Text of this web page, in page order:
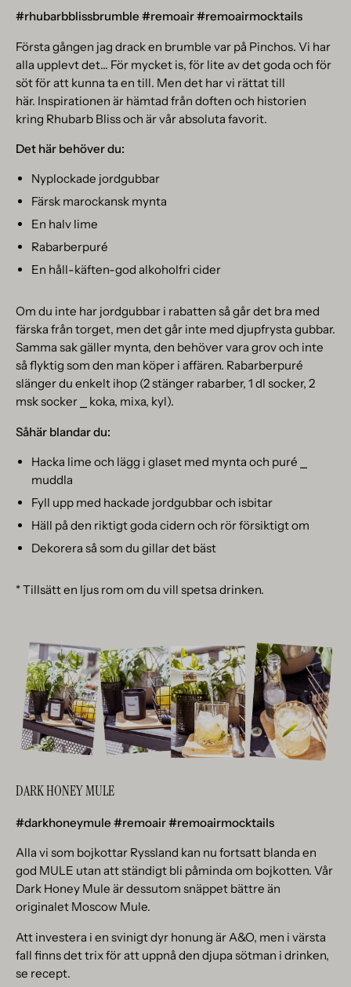
#rhubarbblissbrumble #remoair #remoairmocktails
Första gången jag drack en brumble var på Pinchos. Vi har
alla upplevt det... För mycket is, för lite av det goda och för
söt för att kunna ta en till. Men det har vi rättat till
här. Inspirationen är hämtad från doften och historien
kring Rhubarb Bliss och är vår absoluta favorit.
Det här behöver du:
Nyplockade jordgubbar
Färsk marockansk mynta
En halv lime
Rabarberpuré
En håll-käften-god alkoholfri cider
Om du inte har jordgubbar i rabatten så går det bra med
färska från torget, men det går inte med djupfrysta gubbar.
Samma sak gäller mynta, den behöver vara grov och inte
så flyktig som den man köper i affären. Rabarberpuré
slänger du enkelt ihop (2 stänger rabarber, 1 dl socker, 2
msk socker ⎯ koka, mixa, kyl).
Såhär blandar du:
Hacka lime och lägg i glaset med mynta och puré ⎯
muddla
Fyll upp med hackade jordgubbar och isbitar
Häll på den riktigt goda cidern och rör försiktigt om
Dekorera så som du gillar det bäst
* Tillsätt en ljus rom om du vill spetsa drinken.
DARK HONEY MULE
#darkhoneymule #remoair #remoairmocktails
Alla vi som bojkottar Ryssland kan nu fortsatt blanda en
god MULE utan att ständigt bli påminda om bojkotten. Vår
Dark Honey Mule är dessutom snäppet bättre än
originalet Moscow Mule.
Att investera i en svinigt dyr honung är A&O, men i värsta
fall finns det trix för att uppnå den djupa sötman i drinken,
se recept.